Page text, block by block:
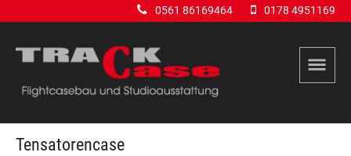
0561 86169464 0178 4951169
Tensatorencase